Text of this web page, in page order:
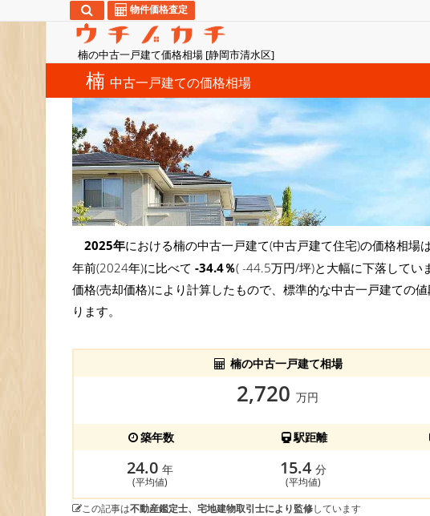
楠の中古一戸建て価格相場 [静岡市清水区]
物件価格査定
楠 中古一戸建ての価格相場
2025年における楠の中古一戸建て(中古戸建て住宅)の価格相場
年前(2024年)に比べて -34.4％( -44.5万円/坪)と大幅に下落してい
価格(売却価格)により計算したもので、標準的な中古一戸建ての
ります。
楠の中古一戸建て相場
2,720 万円
築年数 駅距離
24.0年
(平均値)
15.4 分
(平均値)
この記事は不動産鑑定士、宅地建物取引士により監修しています